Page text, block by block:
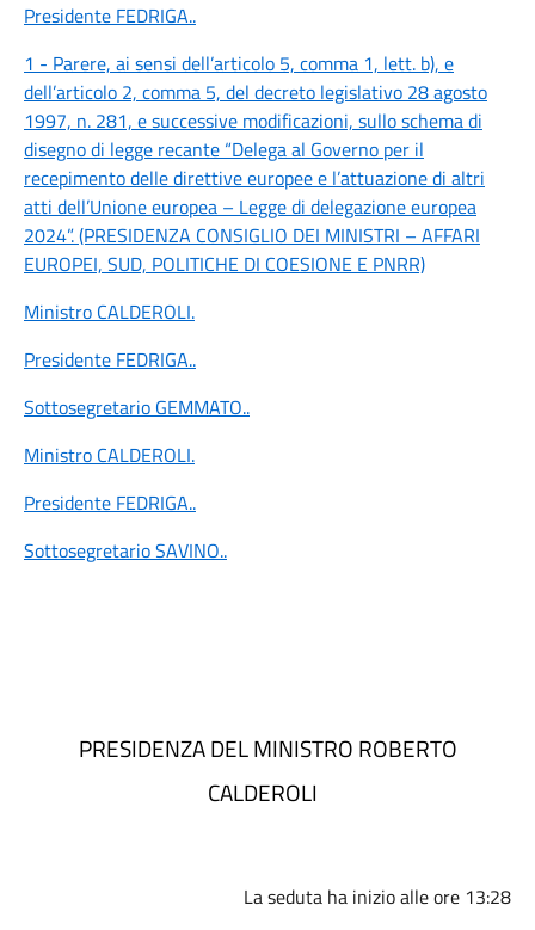
Presidente FEDRIGA..
1 - Parere, ai sensi dell’articolo 5, comma 1, lett. b), e
dell’articolo 2, comma 5, del decreto legislativo 28 agosto
1997, n. 281, e successive modificazioni, sullo schema di
disegno di legge recante “Delega al Governo per il
recepimento delle direttive europee e l’attuazione di altri
atti dell’Unione europea – Legge di delegazione europea
2024”. (PRESIDENZA CONSIGLIO DEI MINISTRI – AFFARI
EUROPEI, SUD, POLITICHE DI COESIONE E PNRR)
Ministro CALDEROLI.
Presidente FEDRIGA..
Sottosegretario GEMMATO..
Ministro CALDEROLI.
Presidente FEDRIGA..
Sottosegretario SAVINO..
PRESIDENZA DEL MINISTRO ROBERTO
CALDEROLI
La seduta ha inizio alle ore 13:28